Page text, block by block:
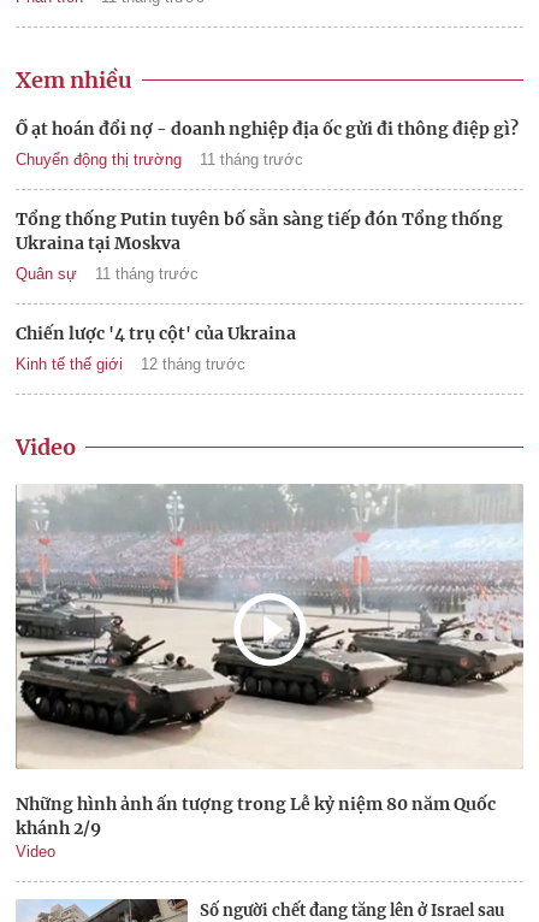
Xem nhiều
Ồ ạt hoán đổi nợ - doanh nghiệp địa ốc gửi đi thông điệp gì?
Chuyển động thị trường 11 tháng trước
Tổng thống Putin tuyên bố sẵn sàng tiếp đón Tổng thống
Ukraina tại Moskva
Quân sự 11 tháng trước
Chiến lược '4 trụ cột' của Ukraina
Kinh tế thế giới 12 tháng trước
Video
Những hình ảnh ấn tượng trong Lễ kỷ niệm 80 năm Quốc
khánh 2/9
Video
Số người chết đang tăng lên ở Israel sau